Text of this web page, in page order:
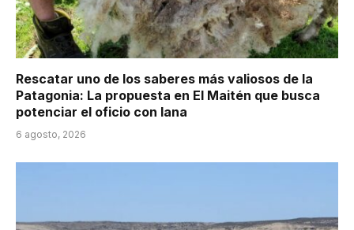
Rescatar uno de los saberes más valiosos de la
Patagonia: La propuesta en El Maitén que busca
potenciar el oficio con lana
6 agosto, 2026